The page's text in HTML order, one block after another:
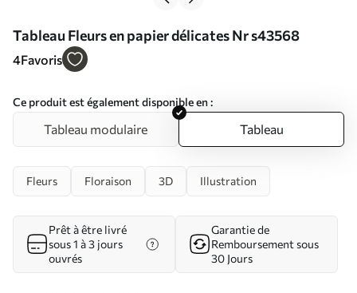
Tableau Fleurs en papier délicates Nr s43568
4Favoris
Ce produit est également disponible en :
Tableau modulaire Tableau
Fleurs Floraison 3D Illustration
Prêt à être livré
sous 1 à 3 jours
ouvrés
Garantie de
Remboursement sous
30 Jours